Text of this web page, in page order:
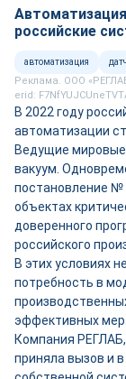
российские
автоматизация
Реклама. ООО
erid:
В 2022 году
автоматизации
Ведущие мировые
вакуум.
постановление №
объектах
доверенного
российского
В этих условиях
потребность в
эффективных мер.
Компания
приняла вызов и